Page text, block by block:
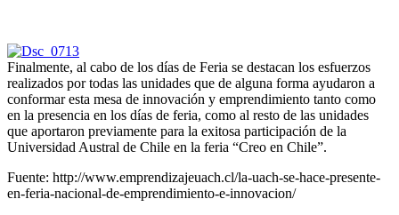
Finalmente, al cabo de los días de Feria se destacan los esfuerzos
realizados por todas las unidades que de alguna forma ayudaron a
conformar esta mesa de innovación y emprendimiento tanto como
en la presencia en los días de feria, como al resto de las unidades
que aportaron previamente para la exitosa participación de la
Universidad Austral de Chile en la feria “Creo en Chile”.
Fuente: http://www.emprendizajeuach.cl/la-uach-se-hace-presente-
en-feria-nacional-de-emprendimiento-e-innovacion/